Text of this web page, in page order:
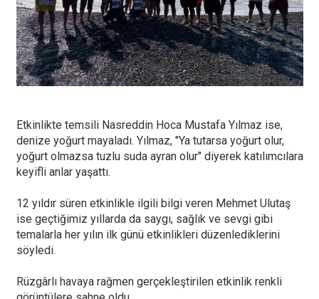
Etkinlikte temsili Nasreddin Hoca Mustafa Yılmaz ise,
denize yoğurt mayaladı. Yılmaz, "Ya tutarsa yoğurt olur,
yoğurt olmazsa tuzlu suda ayran olur" diyerek katılımcılara
keyifli anlar yaşattı.
12 yıldır süren etkinlikle ilgili bilgi veren Mehmet Ulutaş
ise geçtiğimiz yıllarda da saygı, sağlık ve sevgi gibi
temalarla her yılın ilk günü etkinlikleri düzenlediklerini
söyledi.
Rüzgârlı havaya rağmen gerçekleştirilen etkinlik renkli